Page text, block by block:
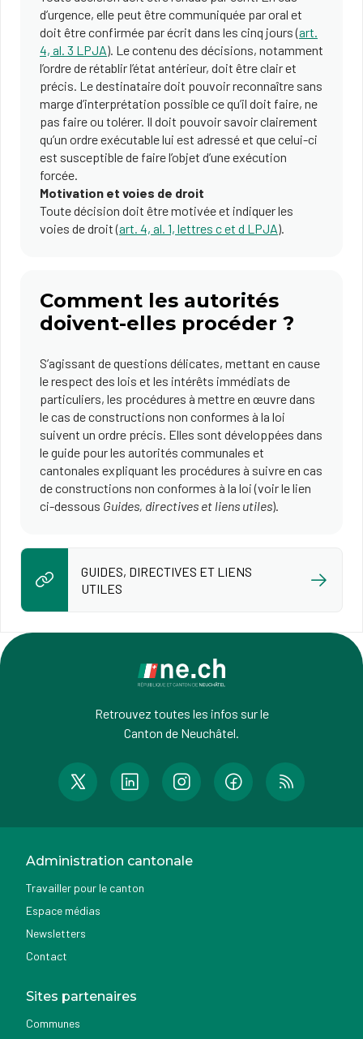
d’urgence, elle peut être communiquée par oral et
doit être confirmée par écrit dans les cinq jours (art.
4, al. 3 LPJA). Le contenu des décisions, notamment
l’ordre de rétablir l’état antérieur, doit être clair et
précis. Le destinataire doit pouvoir reconnaître sans
marge d’interprétation possible ce qu’il doit faire, ne
pas faire ou tolérer. Il doit pouvoir savoir clairement
qu’un ordre exécutable lui est adressé et que celui-ci
est susceptible de faire l’objet d’une exécution
forcée.
Motivation et voies de droit
Toute décision doit être motivée et indiquer les
voies de droit (art. 4, al. 1, lettres c et d LPJA).
Comment les autorités
doivent-elles procéder ?
S’agissant de questions délicates, mettant en cause
le respect des lois et les intérêts immédiats de
particuliers, les procédures à mettre en œuvre dans
le cas de constructions non conformes à la loi
suivent un ordre précis. Elles sont développées dans
le guide pour les autorités communales et
cantonales expliquant les procédures à suivre en cas
de constructions non conformes à la loi (voir le lien
ci-dessous Guides, directives et liens utiles).
GUIDES, DIRECTIVES ET LIENS
UTILES
Retrouvez toutes les infos sur le
Canton de Neuchâtel.
Administration cantonale
Travailler pour le canton
Espace médias
Newsletters
Contact
Sites partenaires
Communes